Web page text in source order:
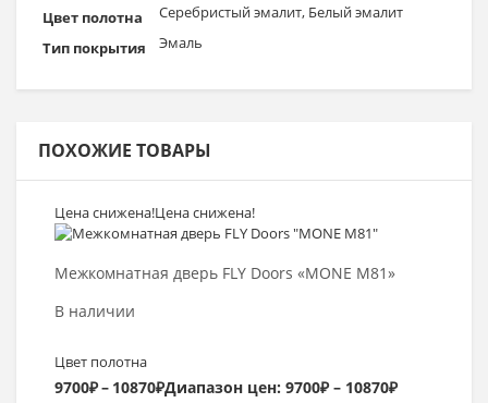
Цвет полотна
Серебристый эмалит, Белый эмалит
Тип покрытия
Эмаль
ПОХОЖИЕ ТОВАРЫ
Цена снижена!Цена снижена!
Межкомнатная дверь FLY Doors «MONE M81»
В наличии
Цвет полотна
9700₽– 10870₽Диапазон цен: 9700₽ – 10870₽
Выбрать >